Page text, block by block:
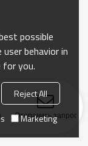
Отправить запрос
possible
behavior in
you.
Reject All
Marketing